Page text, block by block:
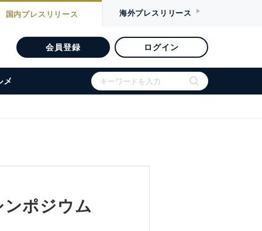
国内プレスリリース 海外プレスリリース
会員登録 ログイン
メ
ポジウム